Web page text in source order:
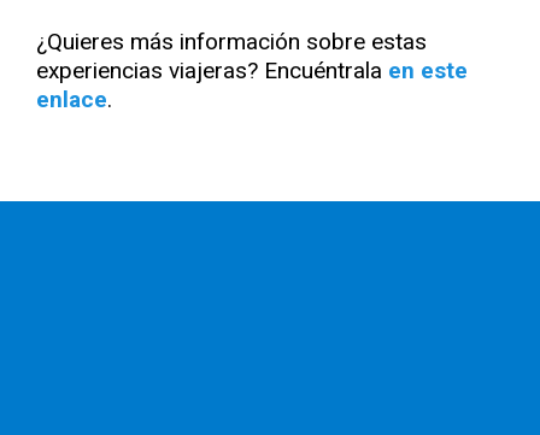
¿Quieres más información sobre estas
experiencias viajeras? Encuéntrala en este
enlace.